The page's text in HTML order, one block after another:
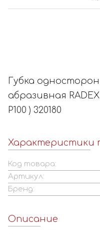
Губка
абразивная
P100 ) 320180
Характеристики
Код товара:
Артикул:
Бренд:
Описание